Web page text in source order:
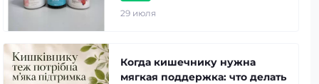
29 июля
Когда кишечнику нужна
мягкая поддержка: что делать